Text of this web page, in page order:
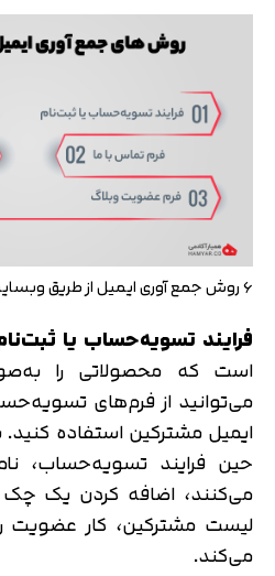
6 روش جمع آوری ایمیل از طریق وبسایت
فرایند تسویه‌حساب یا
است که محصولاتی را
می‌توانید از فرم‌های
ایمیل مشترکین استفاده کنید.
حین فرایند تسویه‌حساب،
می‌کنند، اضافه کردن یک
لیست مشترکین، کار عضویت
می‌کند.